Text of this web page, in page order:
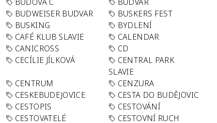
BUDWEISER BUDVAR
BUSKERS FEST
BUSKING
BYDLENÍ
CAFÉ KLUB SLAVIE
CALENDAR
CANICROSS
CD
CECÍLIE JÍLKOVÁ
CENTRAL PARK
SLAVIE
CENTRUM
CENZURA
CESKEBUDEJOVICE
CESTA DO BUDĚJOVIC
CESTOPIS
CESTOVÁNÍ
CESTOVATELÉ
CESTOVNÍ RUCH